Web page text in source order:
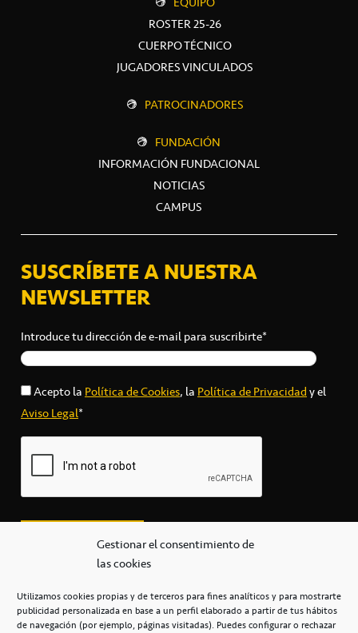
Gestionar el consentimiento de
las cookies
Utilizamos cookies propias y de terceros para fines analíticos y para mostrarte
publicidad personalizada en base a un perfil elaborado a partir de tus hábitos
de navegación (por ejemplo, páginas visitadas). Puedes configurar o rechazar
ROSTER 25-26
CUERPO TÉCNICO
JUGADORES VINCULADOS
PATROCINADORES
FUNDACIÓN
INFORMACIÓN FUNDACIONAL
NOTICIAS
CAMPUS
SUSCRÍBETE A NUESTRA
NEWSLETTER
Introduce tu dirección de e-mail para suscribirte*
Acepto laPolítica de Cookies, laPolítica de Privacidady el
Aviso Legal*
secretaria@cbcanarias.es